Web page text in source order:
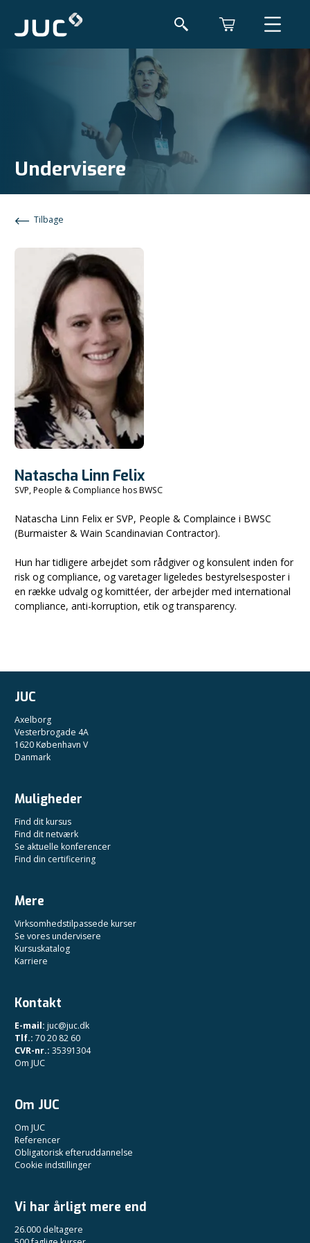
Undervisere
Tilbage
Natascha Linn Felix
SVP, People & Compliance hos BWSC
Natascha Linn Felix er SVP, People & Complaince i BWSC
(Burmaister & Wain Scandinavian Contractor).
Hun har tidligere arbejdet som rådgiver og konsulent inden for
risk og compliance, og varetager ligeledes bestyrelsesposter i
en række udvalg og komittéer, der arbejder med international
compliance, anti-korruption, etik og transparency.
JUC
Axelborg
Vesterbrogade 4A
1620 København V
Danmark
Muligheder
Find dit kursus
Find dit netværk
Se aktuelle konferencer
Find din certificering
Mere
Virksomhedstilpassede kurser
Se vores undervisere
Kursuskatalog
Karriere
Kontakt
E-mail: juc@juc.dk
Tlf.: 70 20 82 60
CVR-nr.: 35391304
Om JUC
Om JUC
Om JUC
Referencer
Obligatorisk efteruddannelse
Cookie indstillinger
Vi har årligt mere end
26.000 deltagere